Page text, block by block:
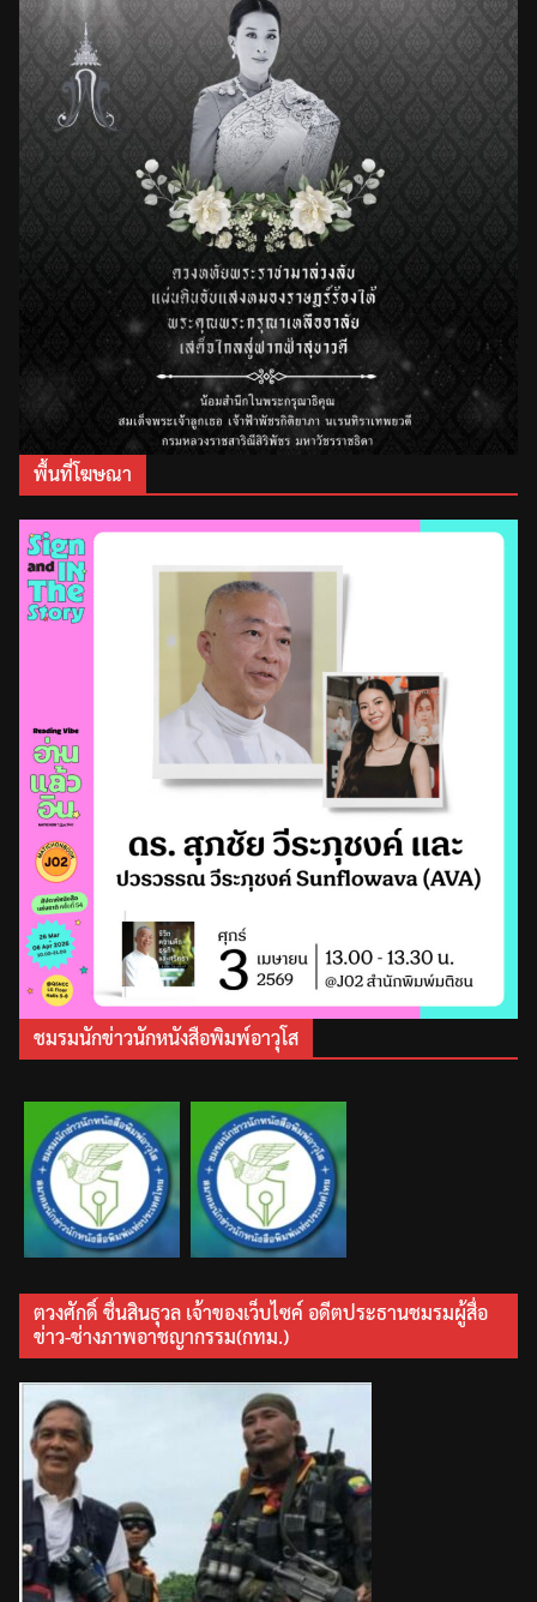
พื้นที่โฆษณา
ชมรมนักข่าวนักหนังสือพิมพ์อาวุโส
ตวงศักดิ์ ชื่นสินธุวล เจ้าของเว็บไซค์ อดีตประธานชมรมผู้สื่อ
ข่าว-ช่างภาพอาชญากรรม(กทม.)